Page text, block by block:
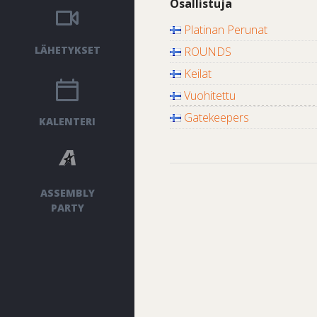
LÄHETYKSET
KALENTERI
ASSEMBLY
PARTY
Osallistuja
Platinan Perunat
ROUNDS
Keilat
Vuohitettu
Gatekeepers